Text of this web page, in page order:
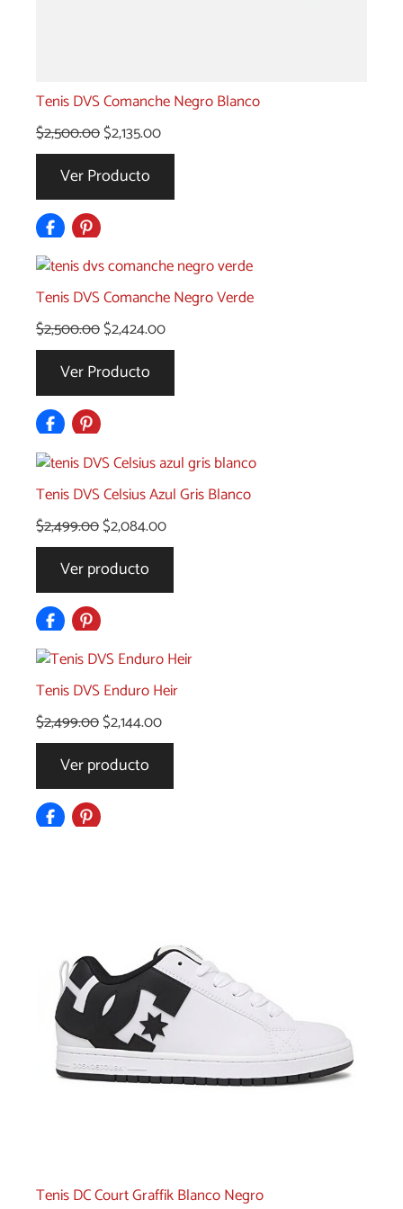
Tenis DVS Comanche Negro Blanco
$2,500.00El
precio
original
era:
$2,135.00El
precio
es:
Ver Producto
Tenis DVS Comanche Negro Verde
$2,500.00El
precio
original
era:
$2,424.00El
precio
es:
Ver Producto
Tenis DVS Celsius Azul Gris Blanco
$2,499.00El
precio
original
era:
$2,084.00El
precio
es:
Ver producto
Tenis DVS Enduro Heir
$2,499.00El
precio
original
era:
$2,144.00El
precio
es:
Ver producto
Tenis DC Court Graffik Blanco Negro